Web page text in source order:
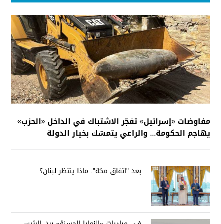
مفاوضات «إسرائيل» تفجّر الاشتباك في الداخل «الحزب»
يهاجم الحكومة... والراعي يتمسّك بخيار الدولة
بعد "اتفاق مكة": ماذا ينتظر لبنان؟